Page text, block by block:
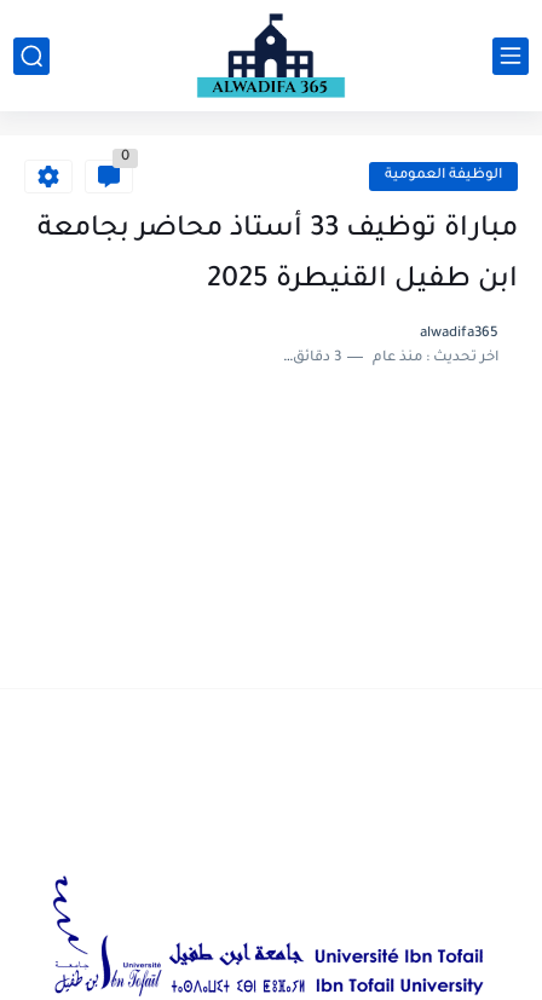
الوظيفة العمومية
0
مباراة توظيف 33 أستاذ محاضر بجامعة
ابن طفيل القنيطرة 2025
alwadifa365
اخر تحديث :منذ عام 3 دقائق للقراءة